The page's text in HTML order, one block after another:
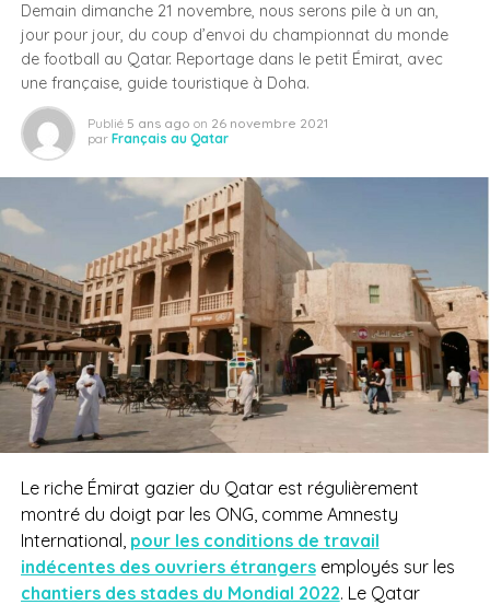
Demain dimanche 21 novembre, nous serons pile à un an,
jour pour jour, du coup d’envoi du championnat du monde
de football au Qatar. Reportage dans le petit Émirat, avec
une française, guide touristique à Doha.
Publié 5 ans ago on 26 novembre 2021
par Français au Qatar
Le riche Émirat gazier du Qatar est régulièrement
montré du doigt par les ONG, comme Amnesty
International, pour les conditions de travail
indécentes des ouvriers étrangersemployés sur les
chantiers des stades du Mondial 2022. Le Qatar